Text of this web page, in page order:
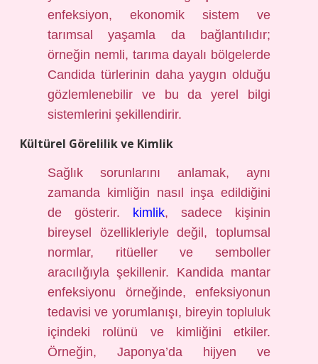
enfeksiyon, ekonomik sistem ve
tarımsal yaşamla da bağlantılıdır;
örneğin nemli, tarıma dayalı bölgelerde
Candida türlerinin daha yaygın olduğu
gözlemlenebilir ve bu da yerel bilgi
sistemlerini şekillendirir.
Kültürel Görelilik ve Kimlik
Sağlık sorunlarını anlamak, aynı
zamanda kimliğin nasıl inşa edildiğini
de gösterir. kimlik, sadece kişinin
bireysel özellikleriyle değil, toplumsal
normlar, ritüeller ve semboller
aracılığıyla şekillenir. Kandida mantar
enfeksiyonu örneğinde, enfeksiyonun
tedavisi ve yorumlanışı, bireyin topluluk
içindeki rolünü ve kimliğini etkiler.
Örneğin, Japonya’da hijyen ve